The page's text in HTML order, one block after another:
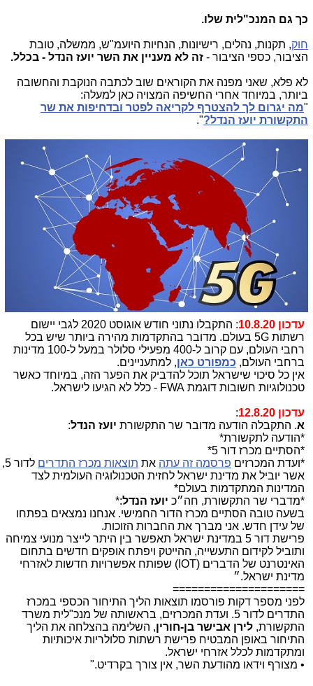
כך גם המנכ"לית שלו.
חוק, תקנות, נהלים, רישיונות, הנחיות היועמ"ש, ממשלה, טובת
הציבור, כספי הציבור - זה לא מעניין את השר יועז הנדל - בכלל.
לא פלא, שאני מפנה את הקוראים שוב לכתבה הנוקבת והחשובה
ביותר, במיוחד אחרי החשיפה המצויה כאן למעלה:
"מה יגרום לך להצטרף לקריאה לפטר ובדחיפות את שר
התקשורת יועז הנדל?".
עדכון 10.8.20
: התקבלו נתוני חודש אוגוסט 2020 לגבי יישום
רשתות 5G בעולם. מדובר בהתקדמות מהירה ביותר שיש בכל
רחבי העולם, עם קרוב ל-400 מפעילי סלולר במעל ל-100 מדינות
ברחבי העולם, כמפורט כאן, למתעניינים.
אין כל סיכוי שישראל תוכל להדביק את הפער הזה, במיוחד כאשר
טכנולוגיות חשובות דוגמת FWA - כלל לא הגיעו לישראל.
עדכון 12.8.20
:
א. התקבלה הודעה מדובר שר התקשורת יועז הנדל:
*הודעה לתקשורת*
*הסתיים מכרז דור 5*
*ועדת המכרזים פרסמה זה עתה את תוצאות מכרז התדרים
לדור 5,
אשר יוביל את מדינת ישראל לחזית הטכנולוגיה העולמית לצד
המדינות המתקדמות בעולם*
*מדברי שר התקשורת, חה״כ יועז הנדל:*
בשעה טובה הסתיים מכרז הדור החמישי. אנחנו נמצאים בפתחו
של עידן חדש. אני מברך את החברות הזוכות.
פרישת דור 5 במדינת ישראל תאפשר בין היתר לייצר מנועי צמיחה
ותוביל לקידום התעשייה, ההייטק ויפתח אופקים חדשים בתחום
האינטרנט של הדברים (IOT) שפותח אפשרויות חדשות לאזרחי
מדינת ישראל.״
=====================
לפני מספר דקות פורסמו תוצאות הליך התיחור הכספי במכרז
התדרים לדור 5. ועדת המכרזים, בראשותה של מנכ"לית משרד
התקשורת, לירן אבישר בן-חורין, השלימה בהצלחה את הליך
התיחור באופן המבטיח פרישת רשתות סלולריות איכותיות
ומתקדמות לכלל אזרחי ישראל.
• מצורף וידאו מהודעת השר, אין צורך בקרדיט."